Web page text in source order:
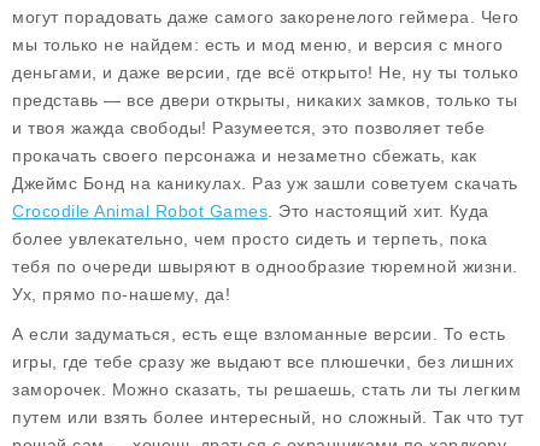
могут порадовать даже самого закоренелого геймера. Чего
мы только не найдем: есть и мод меню, и версия с много
деньгами, и даже версии, где всё открыто! Не, ну ты только
представь — все двери открыты, никаких замков, только ты
и твоя жажда свободы! Разумеется, это позволяет тебе
прокачать своего персонажа и незаметно сбежать, как
Джеймс Бонд на каникулах. Раз уж зашли советуем скачать
Crocodile Animal Robot Games . Это настоящий хит. Куда
более увлекательно, чем просто сидеть и терпеть, пока
тебя по очереди швыряют в однообразие тюремной жизни.
Ух, прямо по-нашему, да!
А если задуматься, есть еще взломанные версии. То есть
игры, где тебе сразу же выдают все плюшечки, без лишних
заморочек. Можно сказать, ты решаешь, стать ли ты легким
путем или взять более интересный, но сложный. Так что тут